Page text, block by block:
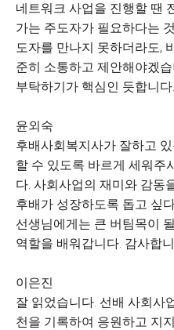
네트워크 사업을 진행할 땐
가는 주도자가 필요하다는
도자를 만나지 못하더라도,
준히 소통하고 제안해야겠
부탁하기가 핵심인 듯합니
윤외숙
후배사회복지사가 잘하고
할 수 있도록 바르게 세워주
다. 사회사업의 재미와 감동
후배가 성장하도록 돕고 싶
선생님에게는 큰 버팀목이
역할을 배워갑니다. 감사합
이은진
잘 읽었습니다. 선배 사회사
천을 기록하여 응원하고 지